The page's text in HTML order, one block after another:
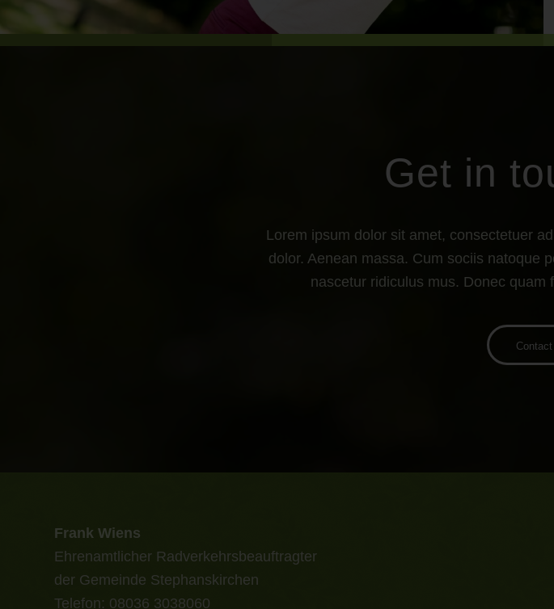
Get in
Lorem ipsum dolor sit amet, consectetuer
dolor. Aenean massa. Cum sociis natoque
nascetur ridiculus mus. Donec quam
Frank Wiens
Ehrenamtlicher Radverkehrsbeauftragter
der Gemeinde Stephanskirchen
Telefon: 08036 3038060